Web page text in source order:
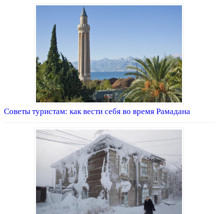
Советы туристам: как вести себя во время Рамадана